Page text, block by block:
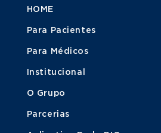
HOME
Para Pacientes
Para Médicos
Institucional
O Grupo
Parcerias